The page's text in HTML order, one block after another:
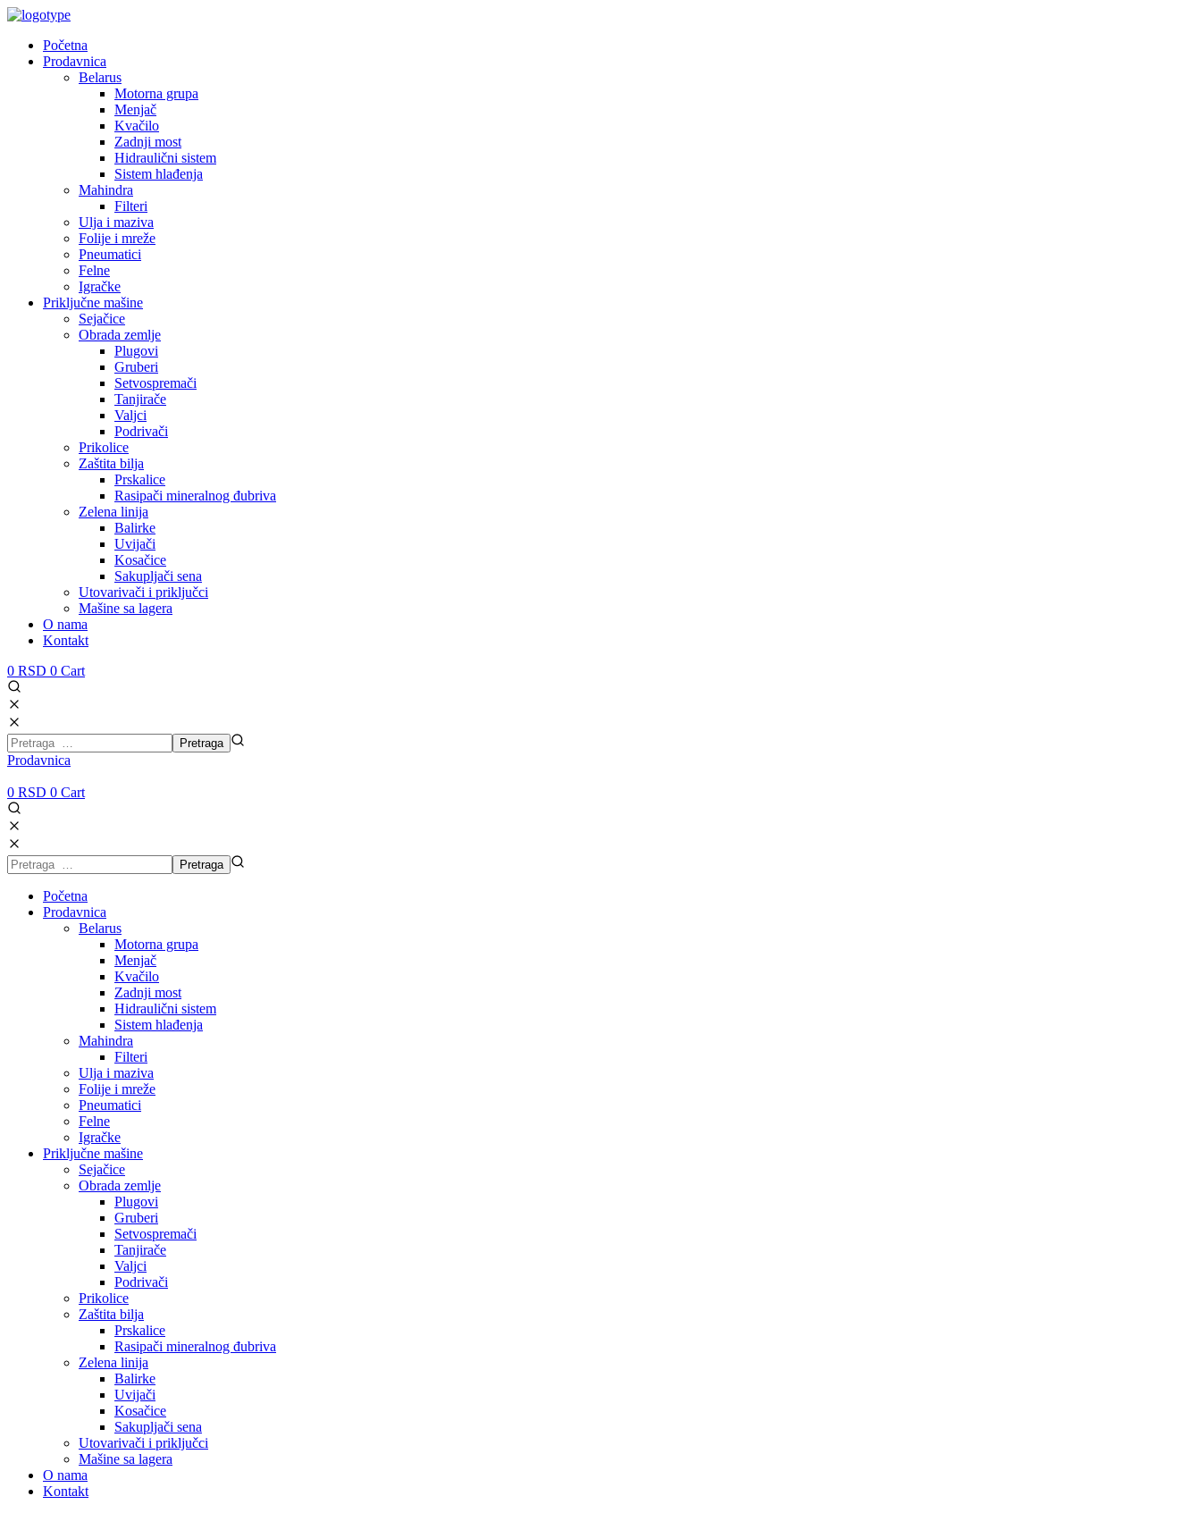
Početna
Prodavnica
Belarus
Motorna grupa
Menjač
Kvačilo
Zadnji most
Hidraulični sistem
Sistem hlađenja
Mahindra
Filteri
Ulja i maziva
Folije i mreže
Pneumatici
Felne
Igračke
Priključne mašine
Sejačice
Obrada zemlje
Plugovi
Gruberi
Setvospremači
Tanjirače
Valjci
Podrivači
Prikolice
Zaštita bilja
Prskalice
Rasipači mineralnog đubriva
Zelena linija
Balirke
Uvijači
Kosačice
Sakupljači sena
Utovarivači i priključci
Mašine sa lagera
O nama
Kontakt
0 RSD 0 Cart
Prodavnica
0 RSD 0 Cart
Početna
Prodavnica
Belarus
Motorna grupa
Menjač
Kvačilo
Zadnji most
Hidraulični sistem
Sistem hlađenja
Mahindra
Filteri
Ulja i maziva
Folije i mreže
Pneumatici
Felne
Igračke
Priključne mašine
Sejačice
Obrada zemlje
Plugovi
Gruberi
Setvospremači
Tanjirače
Valjci
Podrivači
Prikolice
Zaštita bilja
Prskalice
Rasipači mineralnog đubriva
Zelena linija
Balirke
Uvijači
Kosačice
Sakupljači sena
Utovarivači i priključci
Mašine sa lagera
O nama
Kontakt